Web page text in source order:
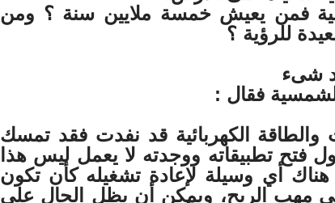
فمن يعيش خمسة ملايين سنة ؟ ومن
للرؤية ؟
شىء
فقال :
الكهربائية قد نفدت فقد تمسك
فتح تطبيقاته ووجدته لا يعمل ليس هذا
أي وسيلة لإعادة تشغيله كأن تكون
في مهب الريح، ويمكن أن يظل الحال على